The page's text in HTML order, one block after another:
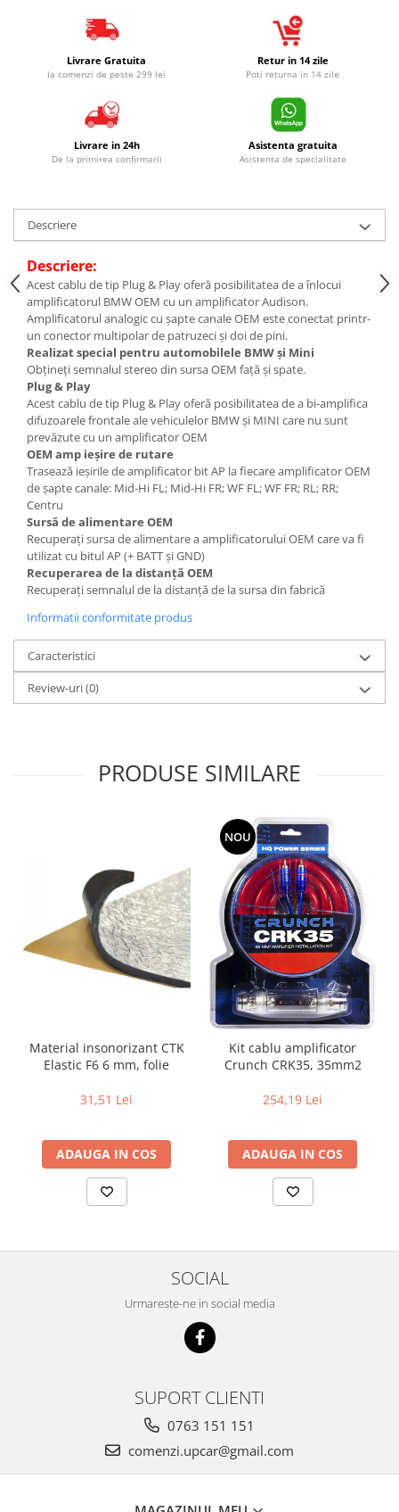
Livrare Gratuita
la comenzi de peste 299 lei
Retur in 14 zile
Poti returna in 14 zile
Livrare in 24h
De la primirea confirmarii
Asistenta gratuita
Asistenta de specialitate
Descriere
Descriere:
Acest cablu de tip Plug & Play oferă posibilitatea de a înlocui
amplificatorul BMW OEM cu un amplificator Audison.
Amplificatorul analogic cu șapte canale OEM este conectat printr-
un conector multipolar de patruzeci și doi de pini.
Realizat special pentru automobilele BMW și Mini
Obțineți semnalul stereo din sursa OEM față și spate.
Plug & Play
Acest cablu de tip Plug & Play oferă posibilitatea de a bi-amplifica
difuzoarele frontale ale vehiculelor BMW și MINI care nu sunt
prevăzute cu un amplificator OEM
OEM amp ieșire de rutare
Trasează ieșirile de amplificator bit AP la fiecare amplificator OEM
de șapte canale: Mid-Hi FL; Mid-Hi FR; WF FL; WF FR; RL; RR;
Centru
Sursă de alimentare OEM
Recuperați sursa de alimentare a amplificatorului OEM care va fi
utilizat cu bitul AP (+ BATT și GND)
Recuperarea de la distanță OEM
Recuperați semnalul de la distanță de la sursa din fabrică
Informatii conformitate produs
Caracteristici
Review-uri(0)
PRODUSE SIMILARE
Material insonorizant CTK
Elastic F6 6 mm, folie
31,51 Lei
ADAUGA IN COS
NOU
Kit cablu amplificator
Crunch CRK35, 35mm2
254,19 Lei
ADAUGA IN COS
SOCIAL
Urmareste-ne in social media
SUPORT CLIENTI
0763 151 151
comenzi.upcar@gmail.com